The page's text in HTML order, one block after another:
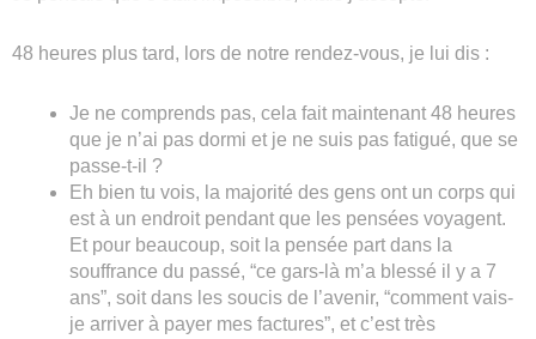
48 heures plus tard, lors de notre rendez-vous, je lui dis :
Je ne comprends pas, cela fait maintenant 48 heures
que je n’ai pas dormi et je ne suis pas fatigué, que se
passe-t-il ?
Eh bien tu vois, la majorité des gens ont un corps qui
est à un endroit pendant que les pensées voyagent.
Et pour beaucoup, soit la pensée part dans la
souffrance du passé, “ce gars-là m’a blessé il y a 7
ans”, soit dans les soucis de l’avenir, “comment vais-
je arriver à payer mes factures”, et c’est très